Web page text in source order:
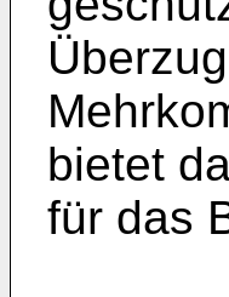
bietet
für das